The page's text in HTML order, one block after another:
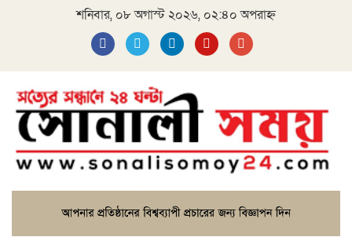
শনিবার, ০৮ অগাস্ট ২০২৬, ০২:৪০ অপরাহ্ন